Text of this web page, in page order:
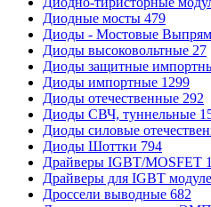
Диодные мосты 479
Диоды - Мостовые
Диоды высоковольтные 27
Диоды защитные
Диоды импортные 1299
Диоды отечественные 292
Диоды СВЧ, туннельные
Диоды силовые
Диоды Шоттки 794
Драйверы IGBT/MOSFET
Драйверы для IGBT
Дроссели выводные 682